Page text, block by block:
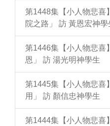
第1448集【小人物悲喜
院之路」 訪 黃恩宏神學
第1446集【小人物悲喜
恩」 訪 湯光明神學生
第1445集【小人物悲喜
用」 訪 顏信忠神學生
第1444集【小人物悲喜